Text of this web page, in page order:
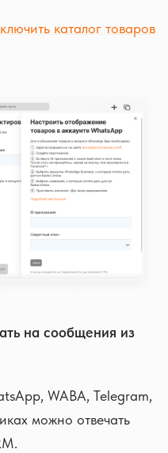
каталог товаров
на сообщения из
WABA, Telegram,
можно отвечать